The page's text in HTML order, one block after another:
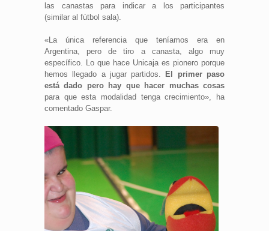
las canastas para indicar a los participantes
(similar al fútbol sala).
«La única referencia que teníamos era en
Argentina, pero de tiro a canasta, algo muy
específico. Lo que hace Unicaja es pionero porque
hemos llegado a jugar partidos.
El primer paso
está dado pero hay que hacer muchas cosas
para que esta modalidad tenga crecimiento», ha
comentado Gaspar.